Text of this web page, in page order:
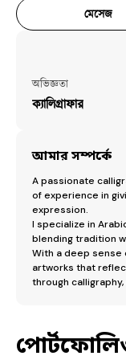
মেসেজ
অভিজ্ঞতা
ক্যালিগ্রাফার
আমার সম্পর্কে
A passionate
of experience in
expression.
I specialize in
blending tradition
With a deep sense
artworks that
through